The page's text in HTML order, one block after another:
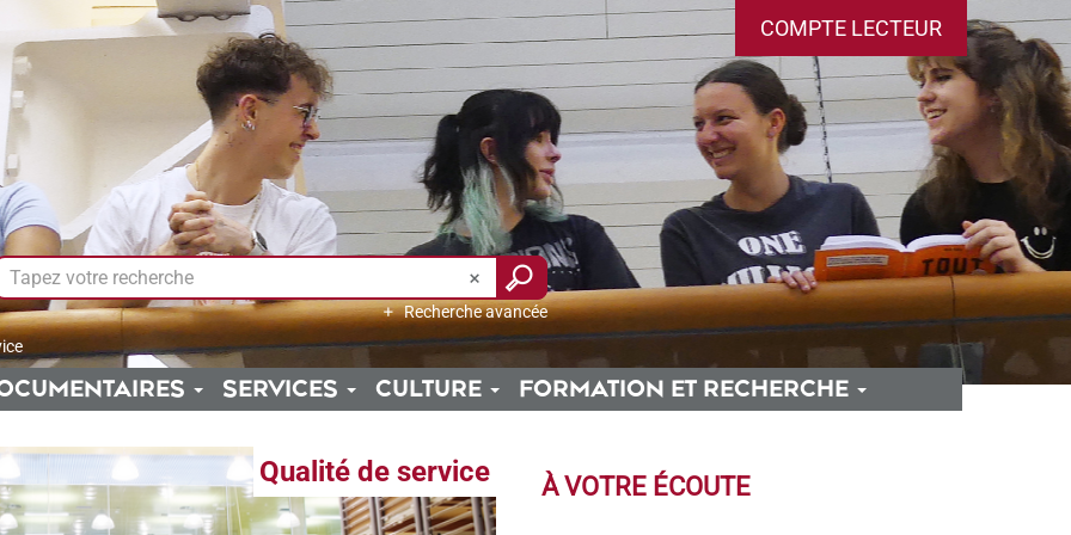
COMPTE LECTEUR
Recherche avancée
SERVICES CULTURE FORMATION ET RECHERCHE
Qualité de service À VOTRE ÉCOUTE